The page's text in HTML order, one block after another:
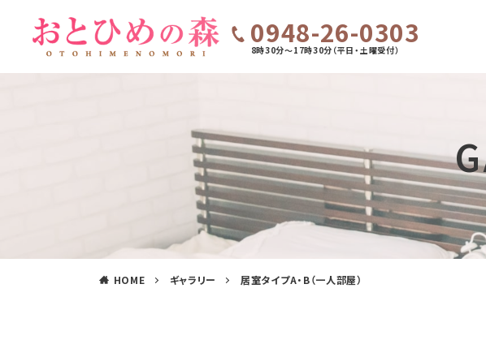
0948-26-0303
8時30分～17時30分（平日・土曜受付）
HOME ギャラリー 居室タイプA・B（一人部屋）